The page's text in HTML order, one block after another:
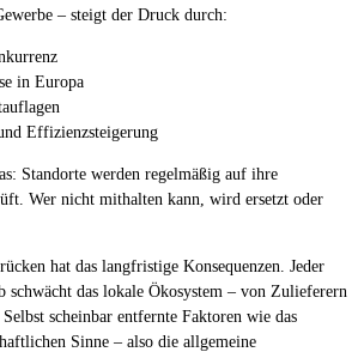
– steigt der Druck durch:
in Europa
Effizienzsteigerung
Standorte werden regelmäßig auf ihre
Wer nicht mithalten kann, wird ersetzt oder
hat das langfristige Konsequenzen. Jeder
schwächt das lokale Ökosystem – von Zulieferern
scheinbar entfernte Faktoren wie das
Sinne – also die allgemeine